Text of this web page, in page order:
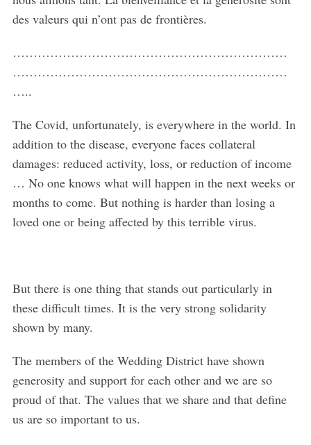
des valeurs qui n’ont pas de frontières.
…………………………………………………………
…………………………………………………………
…..
The Covid, unfortunately, is everywhere in the world. In
addition to the disease, everyone faces collateral
damages: reduced activity, loss, or reduction of income
… No one knows what will happen in the next weeks or
months to come. But nothing is harder than losing a
loved one or being affected by this terrible virus.
But there is one thing that stands out particularly in
these difficult times. It is the very strong solidarity
shown by many.
The members of the Wedding District have shown
generosity and support for each other and we are so
proud of that. The values that we share and that define
us are so important to us.